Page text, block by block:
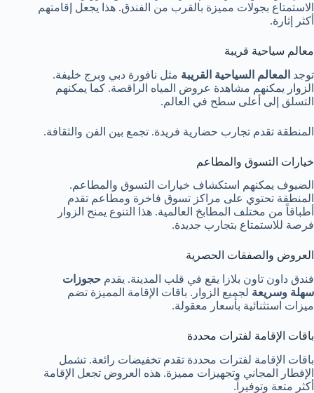
الاستمتاع بجولات مميزة بالقرب من الفندق. هذا يجعل إقامتهم
أكثر إثارة.
معالم سياحية قريبة
توجد المعالم السياحية القريبة مثل نافورة دبي وبرج خليفة.
الزوار يمكنهم مشاهدة عروض المياه الراقصة. كما يمكنهم
التسلق إلى أعلى سطح في العالم.
المنطقة تقدم تجارب حضارية فريدة. تجمع بين الفن والثقافة.
خيارات التسوق والمطاعم
الضيوف يمكنهم استكشاف خيارات التسوق والمطاعم.
المنطقة تحتوي على مراكز تسوق فاخرة ومطاعم تقدم
أطباقاً من مختلف المطابخ العالمية. هذا التنوع يمنح الزوار
فرصة للاستمتاع بتجارب جديدة.
العروض والصفقات الحصرية
فندق داون تاون بلازا يقع في قلب المدينة. يقدم حجوزات
سهلة وسريعة لجميع الزوار. باقات الإقامة المميزة تضم
ميزات استثنائية بأسعار معقولة.
باقات الإقامة لفترات محددة
باقات الإقامة لفترات محددة تقدم تخفيضات رائعة. تشمل
الإفطار المجاني وتجهيزات مميزة. هذه العروض تجعل الإقامة
أكثر متعة وتوفيراً.